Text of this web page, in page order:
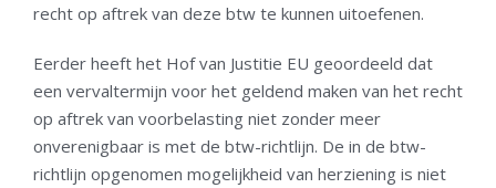
recht op aftrek van deze btw te kunnen uitoefenen.
Eerder heeft het Hof van Justitie EU geoordeeld dat
een vervaltermijn voor het geldend maken van het recht
op aftrek van voorbelasting niet zonder meer
onverenigbaar is met de btw-richtlijn. De in de btw-
richtlijn opgenomen mogelijkheid van herziening is niet